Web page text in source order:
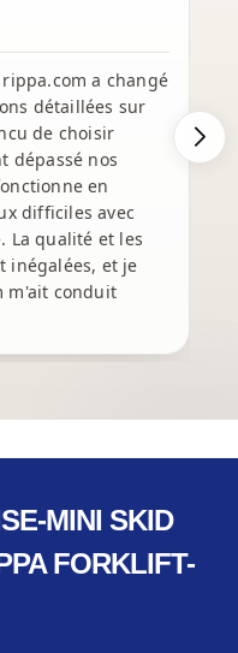
a changé
détaillées sur
de choisir
dépassé nos
en
difficiles avec
La qualité et les
inégalées, et je
m'ait conduit
MINI SKID
FORKLIFT-